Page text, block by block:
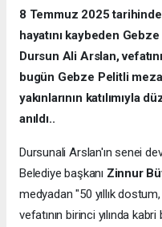
8 Temmuz 2025
hayatını kaybeden
Dursun Ali Arslan,
bugün Gebze Pelitli
yakınlarının katılımıyla
anıldı..
Dursunali Arslan'ın senei
Belediye başkanı Zinnur
medyadan "50 yıllık
vefatının birinci yılında